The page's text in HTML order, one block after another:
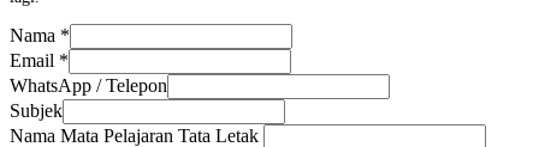
Nama *
Email *
WhatsApp / Telepon
Subjek
Nama Mata Pelajaran Tata Letak